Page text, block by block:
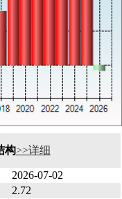
构>>详细
2026-07-02
2.72